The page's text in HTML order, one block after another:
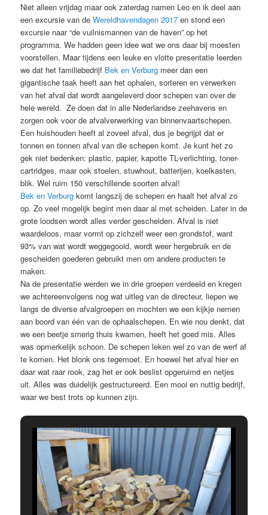
Niet alleen vrijdag maar ook zaterdag namen Leo en ik deel aan
een excursie van deWereldhavendagen 2017 en stond een
excursie naar “de vuilnismannen van de haven” op het
programma. We hadden geen idee wat we ons daar bij moesten
voorstellen. Maar tijdens een leuke en vlotte presentatie leerden
we dat het familiebedrijf Bek en Verburg meer dan een
gigantische taak heeft aan het ophalen, sorteren en verwerken
van het afval dat wordt aangeleverd door schepen van over de
hele wereld. Ze doen dat in alle Nederlandse zeehavens en
zorgen ook voor de afvalverwerking van binnenvaartschepen.
Een huishouden heeft al zoveel afval, dus je begrijpt dat er
tonnen en tonnen afval van die schepen komt. Je kunt het zo
gek niet bedenken: plastic, papier, kapotte TL-verlichting, toner-
cartridges, maar ook stoelen, stuwhout, batterijen, koelkasten,
blik. Wel ruim 150 verschillende soorten afval!
Bek en Verburg komt langszij de schepen en haalt het afval zo
op. Zo veel mogelijk begint men daar al met scheiden. Later in de
grote loodsen wordt alles verder gescheiden. Afval is niet
waardeloos, maar vormt op zichzelf weer een grondstof, want
93% van wat wordt weggegooid, wordt weer hergebruik en de
gescheiden goederen gebruikt men om andere producten te
maken.
Na de presentatie werden we in drie groepen verdeeld en kregen
we achtereenvolgens nog wat uitleg van de directeur, liepen we
langs de diverse afvalgroepen en mochten we een kijkje nemen
aan boord van één van de ophaalschepen. En wie nou denkt, dat
we een beetje smerig thuis kwamen, heeft het goed mis. Alles
was opmerkelijk schoon. De schepen leken wel zo van de werf af
te komen. Het blonk ons tegemoet. En hoewel het afval hier en
daar wat raar rook, zag het er ook beslist opgeruimd en netjes
uit. Alles was duidelijk gestructureerd. Een mooi en nuttig bedrijf,
waar we best trots op kunnen zijn.